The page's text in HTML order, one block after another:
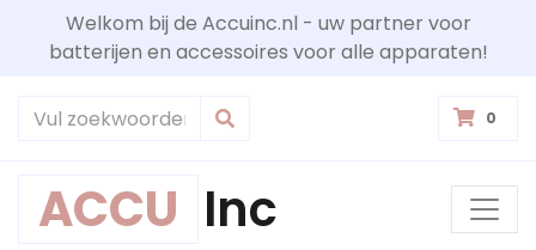
Welkom bij de Accuinc.nl - uw partner voor
batterijen en accessoires voor alle apparaten!
0
ACCU Inc